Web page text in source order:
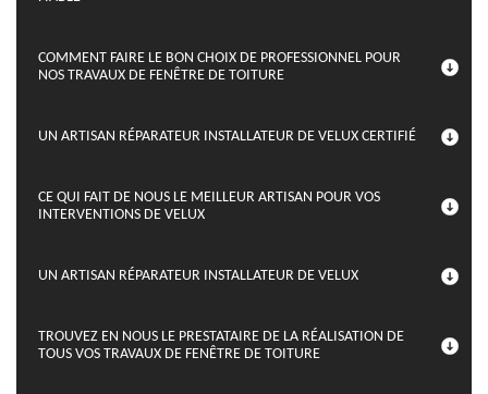
COMMENT FAIRE LE BON CHOIX DE PROFESSIONNEL POUR
NOS TRAVAUX DE FENÊTRE DE TOITURE
UN ARTISAN RÉPARATEUR INSTALLATEUR DE VELUX CERTIFIÉ
CE QUI FAIT DE NOUS LE MEILLEUR ARTISAN POUR VOS
INTERVENTIONS DE VELUX
UN ARTISAN RÉPARATEUR INSTALLATEUR DE VELUX
TROUVEZ EN NOUS LE PRESTATAIRE DE LA RÉALISATION DE
TOUS VOS TRAVAUX DE FENÊTRE DE TOITURE